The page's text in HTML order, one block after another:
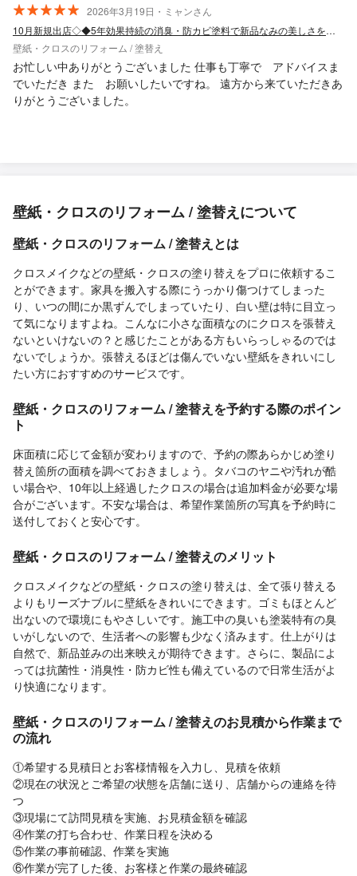
2026年3月19日・ミャンさん
10月新規出店◇◆5年効果持続の消臭・防カビ塗料で新品なみの美しさを半額で実現◎
壁紙・クロスのリフォーム / 塗替え
お忙しい中ありがとうございました 仕事も丁寧で アドバイスま
でいただき また お願いしたいですね。 遠方から来ていただきあ
りがとうございました。
壁紙・クロスのリフォーム / 塗替えについて
壁紙・クロスのリフォーム / 塗替えとは
クロスメイクなどの壁紙・クロスの塗り替えをプロに依頼するこ
とができます。家具を搬入する際にうっかり傷つけてしまった
り、いつの間にか黒ずんでしまっていたり、白い壁は特に目立っ
て気になりますよね。こんなに小さな面積なのにクロスを張替え
ないといけないの？と感じたことがある方もいらっしゃるのでは
ないでしょうか。張替えるほどは傷んでいない壁紙をきれいにし
たい方におすすめのサービスです。
壁紙・クロスのリフォーム / 塗替えを予約する際のポイン
ト
床面積に応じて金額が変わりますので、予約の際あらかじめ塗り
替え箇所の面積を調べておきましょう。タバコのヤニや汚れが酷
い場合や、10年以上経過したクロスの場合は追加料金が必要な場
合がございます。不安な場合は、希望作業箇所の写真を予約時に
送付しておくと安心です。
壁紙・クロスのリフォーム / 塗替えのメリット
クロスメイクなどの壁紙・クロスの塗り替えは、全て張り替える
よりもリーズナブルに壁紙をきれいにできます。ゴミもほとんど
出ないので環境にもやさしいです。施工中の臭いも塗装特有の臭
いがしないので、生活者への影響も少なく済みます。仕上がりは
自然で、新品並みの出来映えが期待できます。さらに、製品によ
っては抗菌性・消臭性・防カビ性も備えているので日常生活がよ
り快適になります。
壁紙・クロスのリフォーム / 塗替えのお見積から作業まで
の流れ
①希望する見積日とお客様情報を入力し、見積を依頼
②現在の状況とご希望の状態を店舗に送り、店舗からの連絡を待
つ
③現場にて訪問見積を実施、お見積金額を確認
④作業の打ち合わせ、作業日程を決める
⑤作業の事前確認、作業を実施
⑥作業が完了した後、お客様と作業の最終確認